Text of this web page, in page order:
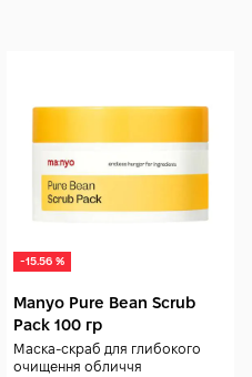
-15.56 %
Manyo Pure Bean Scrub
Pack 100 гр
Маска-скраб для глибокого
очищення обличчя